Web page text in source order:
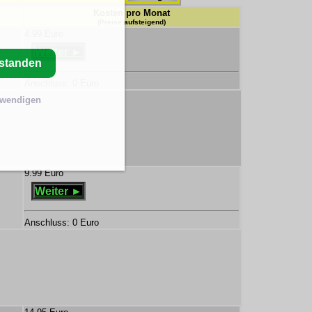
Kosten pro Monat
(Preise aufsteigend)
Weiter ►
9.99 Euro
Weiter ►
Anschluss: 0 Euro